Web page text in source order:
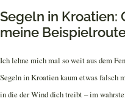
Segeln in Kroatien:
meine
Ich lehne mich mal so weit aus dem
Segeln in Kroatien kaum etwas falsch
in die der Wind dich treibt – im